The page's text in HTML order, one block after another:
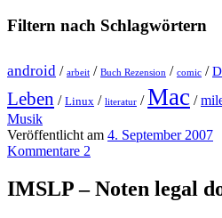
Filtern nach Schlagwörtern
android / arbeit / Buch Rezension / comic /
Leben / Linux / literatur /Mac /
Musik
Veröffentlicht am 4. September 2007
Kommentare 2
IMSLP – Noten legal